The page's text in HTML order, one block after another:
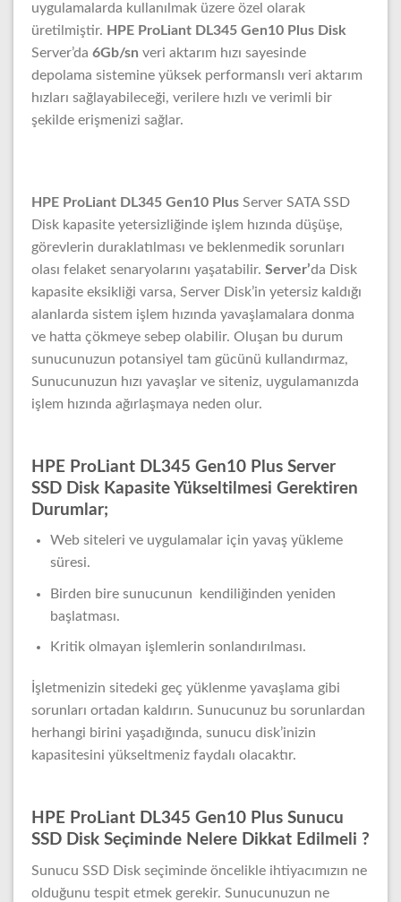
uygulamalarda kullanılmak üzere özel olarak
üretilmiştir. HPE ProLiant DL345 Gen10 Plus Disk
Server’da 6Gb/sn veri aktarım hızı sayesinde
depolama sistemine yüksek performanslı veri aktarım
hızları sağlayabileceği, verilere hızlı ve verimli bir
şekilde erişmenizi sağlar.
HPE ProLiant DL345 Gen10 Plus Server SATA SSD
Disk kapasite yetersizliğinde işlem hızında düşüşe,
görevlerin duraklatılması ve beklenmedik sorunları
olası felaket senaryolarını yaşatabilir. Server’da Disk
kapasite eksikliği varsa, Server Disk’in yetersiz kaldığı
alanlarda sistem işlem hızında yavaşlamalara donma
ve hatta çökmeye sebep olabilir. Oluşan bu durum
sunucunuzun potansiyel tam gücünü kullandırmaz,
Sunucunuzun hızı yavaşlar ve siteniz, uygulamanızda
işlem hızında ağırlaşmaya neden olur.
HPE ProLiant DL345 Gen10 Plus Server
SSD Disk Kapasite Yükseltilmesi Gerektiren
Durumlar;
Web siteleri ve uygulamalar için yavaş yükleme
süresi.
Birden bire sunucunun kendiliğinden yeniden
başlatması.
Kritik olmayan işlemlerin sonlandırılması.
İşletmenizin sitedeki geç yüklenme yavaşlama gibi
sorunları ortadan kaldırın. Sunucunuz bu sorunlardan
herhangi birini yaşadığında, sunucu disk’inizin
kapasitesini yükseltmeniz faydalı olacaktır.
HPE ProLiant DL345 Gen10 Plus Sunucu
SSD Disk Seçiminde Nelere Dikkat Edilmeli ?
Sunucu SSD Disk seçiminde öncelikle ihtiyacımızın ne
olduğunu tespit etmek gerekir. Sunucunuzun ne